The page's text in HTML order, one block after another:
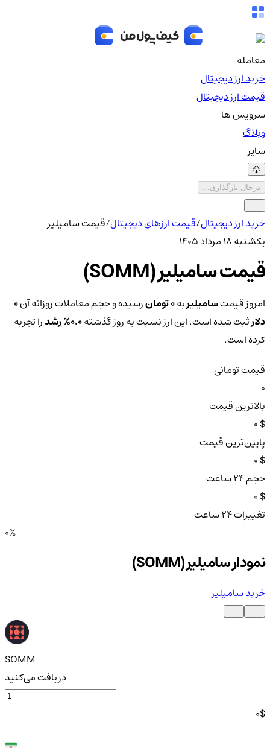
معامله
خرید ارز دیجیتال
قیمت ارز دیجیتال
سرویس ها
وبلاگ
سایر
درحال بارگذاری...
خرید ارز دیجیتال/قیمت ارزهای دیجیتال/قیمت سامیلیر
یکشنبه ۱۸ مرداد ۱۴۰۵
قیمت سامیلیر (SOMM)
امروز قیمتسامیلیربه0 تومان رسیده و حجم معاملات روزانه آن0
دلارثبت شده است. این ارز نسبت به روز گذشته0.0% رشدرا تجربه
کرده است.
قیمت تومانی
بالاترین قیمت
$ 0
پایین‌ترین قیمت
$ 0
حجم ۲۴ ساعت
$ 0
تغییرات ۲۴ ساعت
0%
نمودار سامیلیر (SOMM)
خرید سامیلیر
SOMM
دریافت می‌کنید
0$